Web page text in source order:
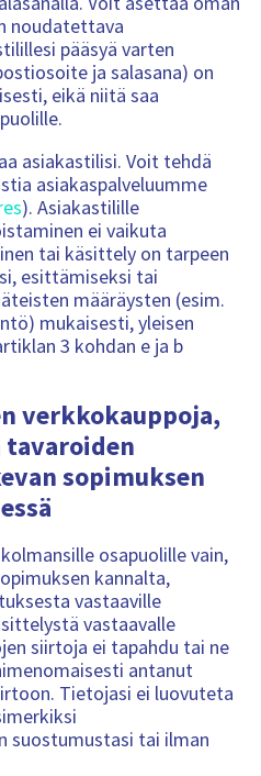
noudatettava
pääsyä varten
ja salasana) on
eikä niitä saa
asiakastilisi. Voit tehdä
asiakaspalveluumme
). Asiakastilille
ei vaikuta
tai käsittely on tarpeen
esittämiseksi tai
määräysten (esim.
mukaisesti, yleisen
3 kohdan e ja b
verkkokauppoja,
sopimuksen
osapuolille vain,
kannalta,
vastaaville
vastaavalle
siirtoja ei tapahdu tai ne
antanut
Tietojasi ei luovuteta
suostumustasi tai ilman